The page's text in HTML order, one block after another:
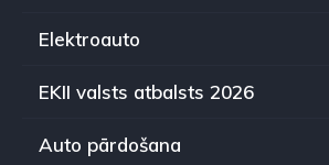
Elektroauto
EKII valsts atbalsts 2026
Auto pārdošana